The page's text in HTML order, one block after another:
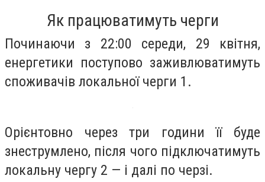
Як працюватимуть черги
Починаючи з 22:00 середи, 29 квітня,
енергетики поступово заживлюватимуть
споживачів локальної черги 1.
Орієнтовно через три години її буде
знеструмлено, після чого підключатимуть
локальну чергу 2 — і далі по черзі.